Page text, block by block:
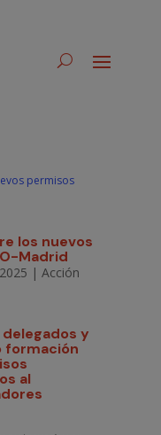
los nuevos
Madrid
| Acción
y
formación
al